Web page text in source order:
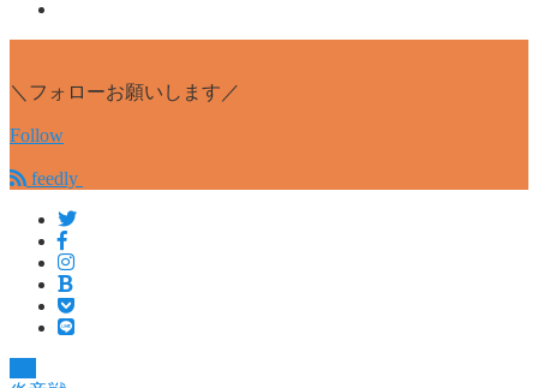
＼フォローお願いします／
Follow
feedly